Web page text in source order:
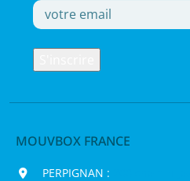
MOUVBOX FRANCE
PERPIGNAN :